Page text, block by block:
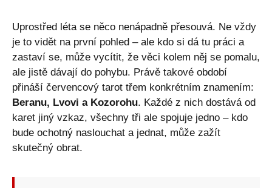
Uprostřed léta se něco nenápadně přesouvá. Ne vždy
je to vidět na první pohled – ale kdo si dá tu práci a
zastaví se, může vycítit, že věci kolem něj se pomalu,
ale jistě dávají do pohybu. Právě takové období
přináší červencový tarot třem konkrétním znamením:
Beranu, Lvovi a Kozorohu. Každé z nich dostává od
karet jiný vzkaz, všechny tři ale spojuje jedno – kdo
bude ochotný naslouchat a jednat, může zažít
skutečný obrat.